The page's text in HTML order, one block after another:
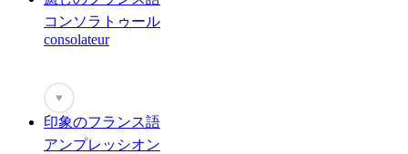
コンソラトゥール
consolateur
♥
印象のフランス語
アンプレッシオン